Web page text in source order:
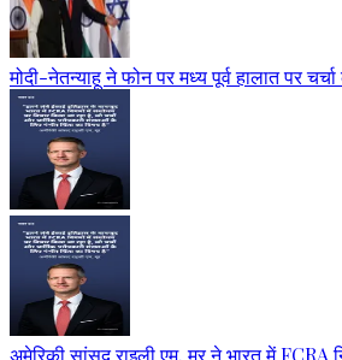
मोदी-नेतन्याहू ने फोन पर मध्य पूर्व हालात पर
अमेरिकी सांसद राइली एम. मूर ने भारत में FCRA